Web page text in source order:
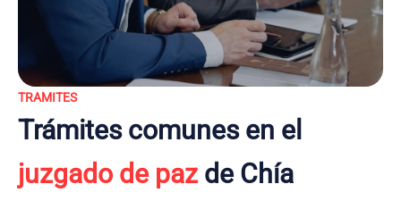
TRAMITES
Trámites comunes en el
juzgado de pazde Chía